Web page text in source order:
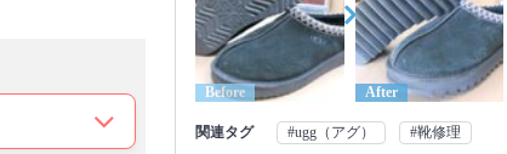
Before After
関連タグ #ugg（アグ）
#靴修理